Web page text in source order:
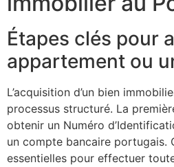
Étapes clés pour
appartement ou
L’acquisition d’un bien
processus structuré. La
obtenir un Numéro
un compte bancaire portugais.
essentielles pour effectuer